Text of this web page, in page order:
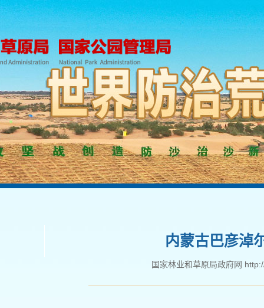
内蒙古巴彦淖
国家林业和草原局政府网